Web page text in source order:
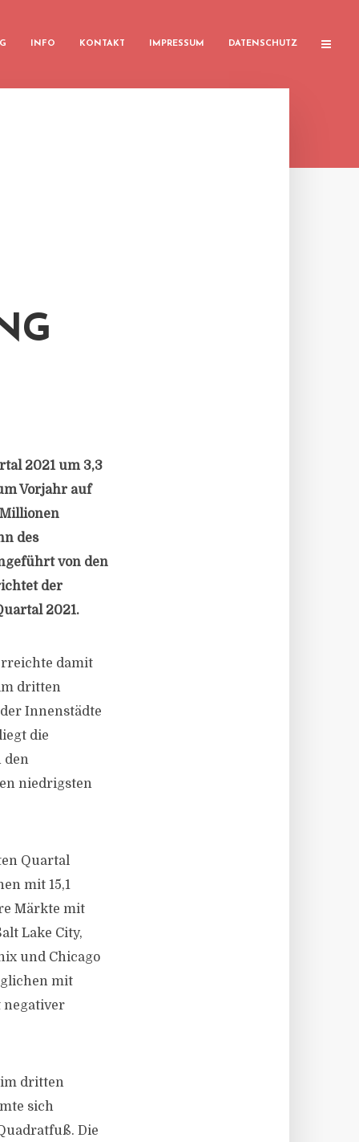
INFO KONTAKT IMPRESSUM DATENSCHUTZ
2021 um 3,3
Vorjahr auf
des
von den
der
2021.
damit
dritten
Innenstädte
die
den
niedrigsten
Quartal
mit 15,1
Märkte mit
Lake City,
und Chicago
mit
negativer
im dritten
sich
Die